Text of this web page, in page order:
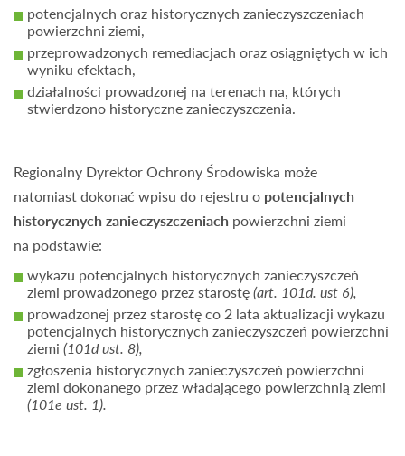
potencjalnych oraz historycznych zanieczyszczeniach
powierzchni ziemi,
przeprowadzonych remediacjach oraz osiągniętych w ich
wyniku efektach,
działalności prowadzonej na terenach na, których
stwierdzono historyczne zanieczyszczenia.
Regionalny Dyrektor Ochrony Środowiska może
natomiast dokonać wpisu do rejestru o potencjalnych
historycznych zanieczyszczeniach powierzchni ziemi
na podstawie:
wykazu potencjalnych historycznych zanieczyszczeń
ziemi prowadzonego przez starostę(art. 101d. ust 6),
prowadzonej przez starostę co 2 lata aktualizacji wykazu
potencjalnych historycznych zanieczyszczeń powierzchni
ziemi (101d ust. 8),
zgłoszenia historycznych zanieczyszczeń powierzchni
ziemi dokonanego przez władającego powierzchnią ziemi
(101e ust. 1).